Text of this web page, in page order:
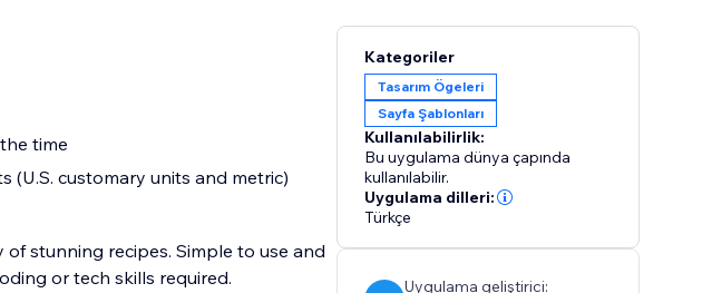
time
(U.S. customary units and metric)
stunning recipes. Simple to use and
or tech skills required.
Kategoriler
Tasarım Ögeleri
Sayfa Şablonları
Kullanılabilirlik:
Bu uygulama dünya çapında
kullanılabilir.
Uygulama dilleri:
Türkçe
Uygulama geliştirici: